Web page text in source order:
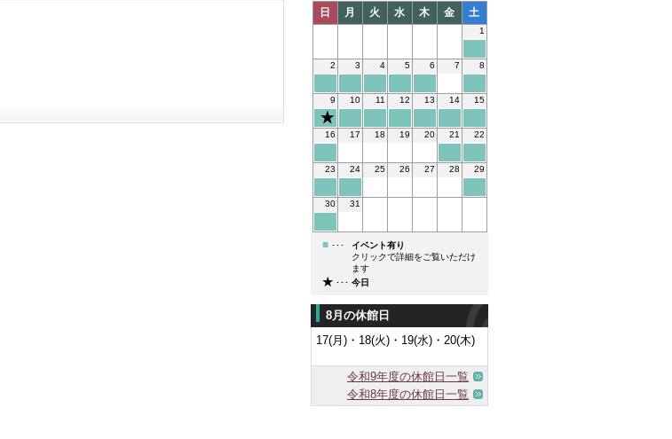
日 月 火 水 木 金 土
1
2 3 4 5 6 7 8
9 10 11 12 13 14 15
16 17 18 19 20 21 22
23 24 25 26 27 28 29
30 31
■ ･･･
イベント有り
クリックで詳細をご覧いただけ
ます
★ ･･･ 今日
8月の休館日
17(月)・18(火)・19(水)・20(木)
令和9年度の休館日一覧
令和8年度の休館日一覧